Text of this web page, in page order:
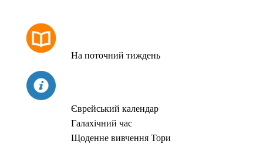
На поточний тиждень
Єврейський календар
Галахічний час
Щоденне вивчення Тори